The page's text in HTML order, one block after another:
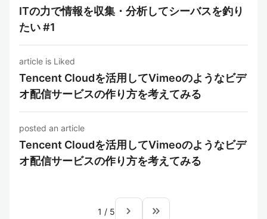
ITの力で情報を収集・分析してシーバスを釣り
たい #1
article is Liked
Tencent Cloudを活用してVimeoのようなビデ
オ配信サービスの作り方を考えてみる
posted an article
Tencent Cloudを活用してVimeoのようなビデ
オ配信サービスの作り方を考えてみる
1 / 5 navigate_next keyboard_double_arrow_right